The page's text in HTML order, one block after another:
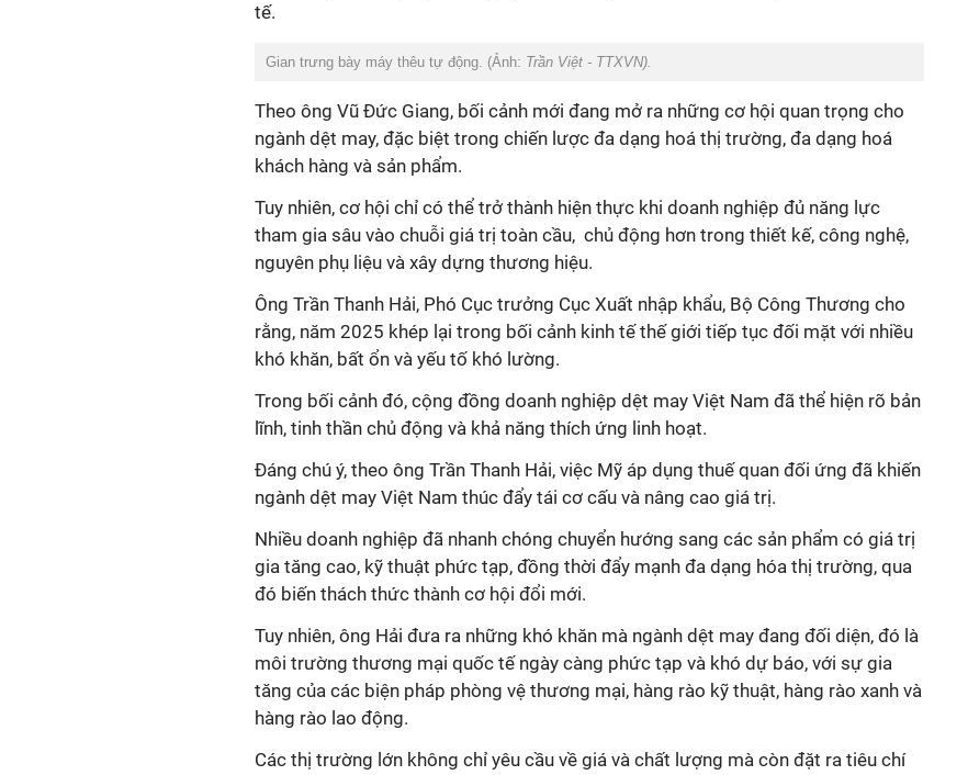
tế.
Gian trưng bày máy thêu tự động. (Ảnh: Trần Việt - TTXVN).
Theo ông Vũ Đức Giang, bối cảnh mới đang mở ra những cơ hội quan trọng cho
ngành dệt may, đặc biệt trong chiến lược đa dạng hoá thị trường, đa dạng hoá
khách hàng và sản phẩm.
Tuy nhiên, cơ hội chỉ có thể trở thành hiện thực khi doanh nghiệp đủ năng lực
tham gia sâu vào chuỗi giá trị toàn cầu, chủ động hơn trong thiết kế, công nghệ,
nguyên phụ liệu và xây dựng thương hiệu.
Ông Trần Thanh Hải, Phó Cục trưởng Cục Xuất nhập khẩu, Bộ Công Thương cho
rằng, năm 2025 khép lại trong bối cảnh kinh tế thế giới tiếp tục đối mặt với nhiều
khó khăn, bất ổn và yếu tố khó lường.
Trong bối cảnh đó, cộng đồng doanh nghiệp dệt may Việt Nam đã thể hiện rõ bản
lĩnh, tinh thần chủ động và khả năng thích ứng linh hoạt.
Đáng chú ý, theo ông Trần Thanh Hải, việc Mỹ áp dụng thuế quan đối ứng đã khiến
ngành dệt may Việt Nam thúc đẩy tái cơ cấu và nâng cao giá trị.
Nhiều doanh nghiệp đã nhanh chóng chuyển hướng sang các sản phẩm có giá trị
gia tăng cao, kỹ thuật phức tạp, đồng thời đẩy mạnh đa dạng hóa thị trường, qua
đó biến thách thức thành cơ hội đổi mới.
Tuy nhiên, ông Hải đưa ra những khó khăn mà ngành dệt may đang đối diện, đó là
môi trường thương mại quốc tế ngày càng phức tạp và khó dự báo, với sự gia
tăng của các biện pháp phòng vệ thương mại, hàng rào kỹ thuật, hàng rào xanh và
hàng rào lao động.
Các thị trường lớn không chỉ yêu cầu về giá và chất lượng mà còn đặt ra tiêu chí